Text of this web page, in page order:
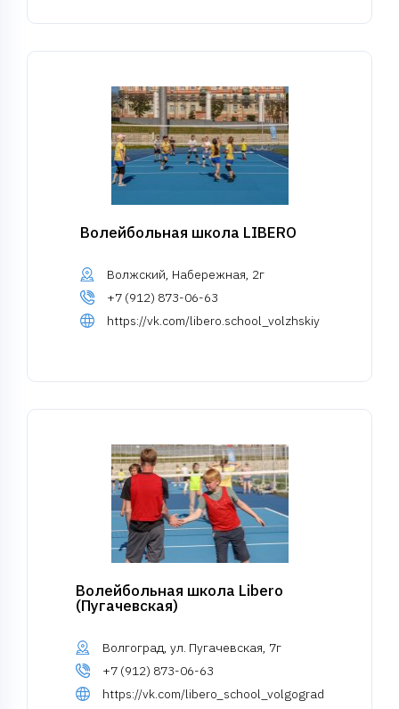
Волейбольная школа LIBERO
Волжский, Набережная, 2г
+7 (912) 873-06-63
https://vk.com/libero.school_volzhskiy
Волейбольная школа Libero
(Пугачевская)
Волгоград, ул. Пугачевская, 7г
+7 (912) 873-06-63
https://vk.com/libero_school_volgograd